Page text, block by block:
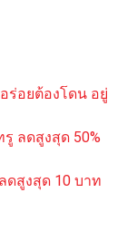
ร่อยต้องโดน อยู่
ลดสูงสุด 50%
ดสูงสุด 10 บาท